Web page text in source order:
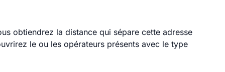
obtiendrez la distance qui sépare cette adresse
le ou les opérateurs présents avec le type